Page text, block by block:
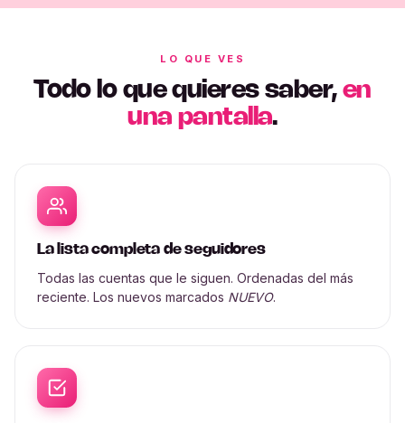
LO QUE VES
Todo lo que quieres saber, en
una pantalla.
La lista completa de seguidores
Todas las cuentas que le siguen. Ordenadas del más
reciente. Los nuevos marcados NUEVO.